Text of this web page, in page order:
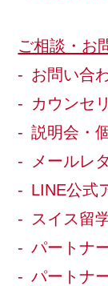
ご相談・お
お問い合
カウンセ
説明会・
メールレ
LINE公式
スイス留
パートナ
パートナ